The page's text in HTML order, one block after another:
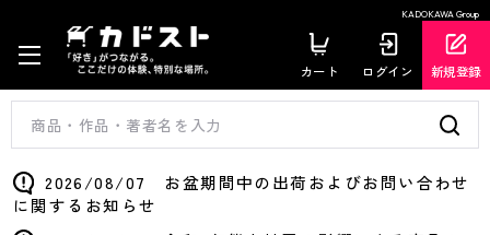
KADOKAWA Group
カート ログイン 新規登録
2026/08/07 お盆期間中の出荷およびお問い合わせ
に関するお知らせ